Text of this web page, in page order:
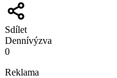
Sdílet
Dennívýzva
0
Reklama